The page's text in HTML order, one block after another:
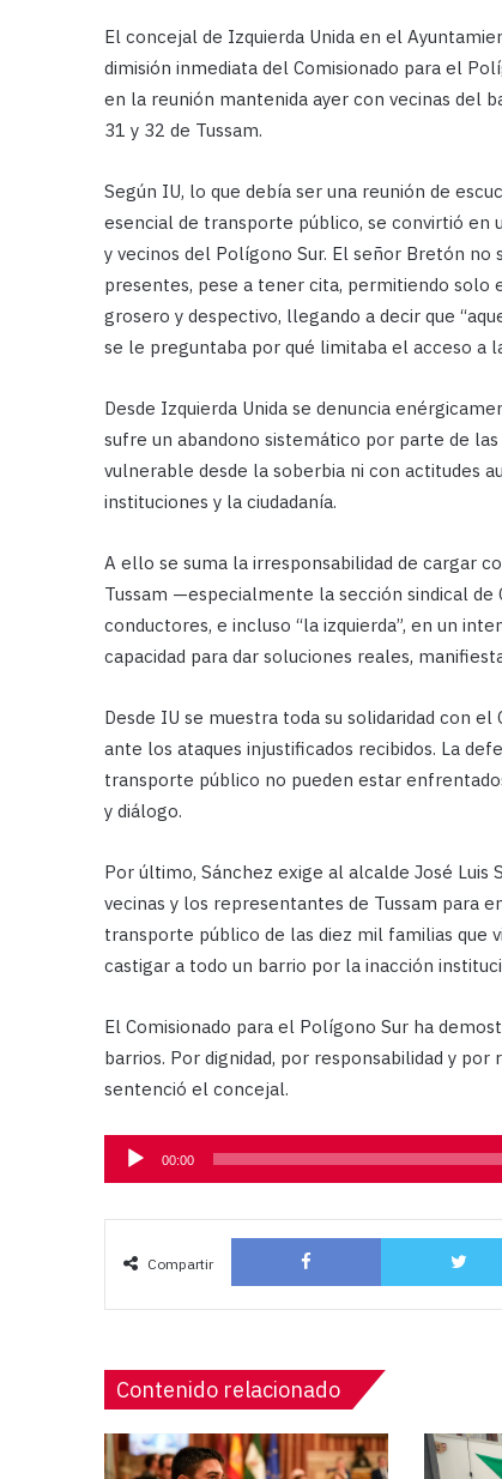
El concejal de Izquierda Unida en el
dimisión inmediata del Comisionado para el
en la reunión mantenida ayer con vecinas del
31 y 32 de Tussam.
Según IU, lo que debía ser una reunión de
esencial de transporte público, se convirtió en
y vecinos del Polígono Sur. El señor Bretón
presentes, pese a tener cita, permitiendo solo
grosero y despectivo, llegando a decir que
se le preguntaba por qué limitaba el acceso a
Desde Izquierda Unida se denuncia
sufre un abandono sistemático por parte de
vulnerable desde la soberbia ni con actitudes
instituciones y la ciudadanía.
A ello se suma la irresponsabilidad de cargar
Tussam —especialmente la sección sindical
conductores, e incluso “la izquierda”, en un
capacidad para dar soluciones reales,
Desde IU se muestra toda su solidaridad con
ante los ataques injustificados recibidos. La
transporte público no pueden estar
y diálogo.
Por último, Sánchez exige al alcalde José Luis
vecinas y los representantes de Tussam para
transporte público de las diez mil familias que
castigar a todo un barrio por la inacción
El Comisionado para el Polígono Sur ha
barrios. Por dignidad, por responsabilidad y
sentenció el concejal.
Reproductor
de
00:00
Compartir
Facebook
Contenido relacionado